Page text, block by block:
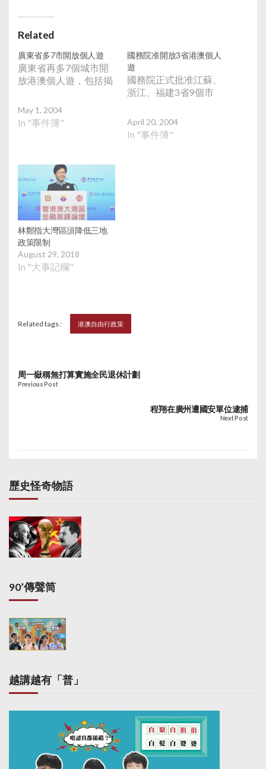
Related
廣東省多7市開放個人遊
廣東省再多7個城市開
放港澳個人遊，包括揭
May 1, 2004
In "事件簿"
國務院准開放3省港澳個人
遊
國務院正式批准江蘇、
浙江、福建3省9個市
April 20, 2004
In "事件簿"
林鄭指大灣區須降低三地
政策限制
August 29, 2018
In "大事記欄"
Related tags : 港澳自由行政策
周一嶽稱無打算實施全民退休計劃
Previous Post
程翔在廣州遭國安單位逮捕
Next Post
歷史怪奇物語
90’傳聲筒
越講越有「普」